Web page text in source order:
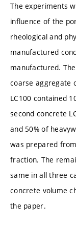
The experiments
influence of the
rheological and
manufactured
manufactured.
coarse aggregate
LC100 contained
second concrete
and 50% of
was prepared
fraction. The
same in all three
concrete volume
the paper.